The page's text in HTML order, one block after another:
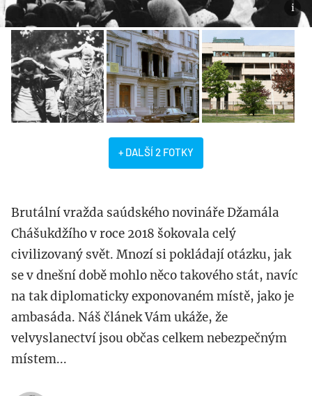
+ DALŠÍ 2 FOTKY
Brutální vražda saúdského novináře Džamála
Chášukdžího v roce 2018 šokovala celý
civilizovaný svět. Mnozí si pokládají otázku, jak
se v dnešní době mohlo něco takového stát, navíc
na tak diplomaticky exponovaném místě, jako je
ambasáda. Náš článek Vám ukáže, že
velvyslanectví jsou občas celkem nebezpečným
místem...